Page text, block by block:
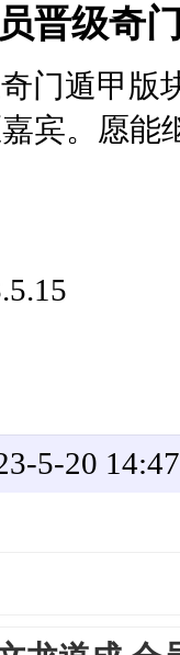
晋级奇
门遁甲版
宾。愿能
5-20 14:47